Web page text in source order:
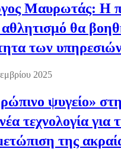
Μαυρωτάς: Η
θα
των
2025
ψυγείο»
τεχνολογία για
της